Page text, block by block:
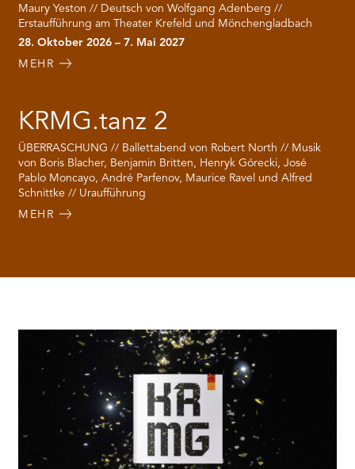
Maury Yeston // Deutsch von Wolfgang Adenberg //
Erstaufführung am Theater Krefeld und Mönchengladbach
28. Oktober 2026 – 7. Mai 2027
MEHR
KRMG.tanz 2
ÜBERRASCHUNG // Ballettabend von Robert North // Musik
von Boris Blacher, Benjamin Britten, Henryk Górecki, José
Pablo Moncayo, André Parfenov, Maurice Ravel und Alfred
Schnittke // Uraufführung
MEHR